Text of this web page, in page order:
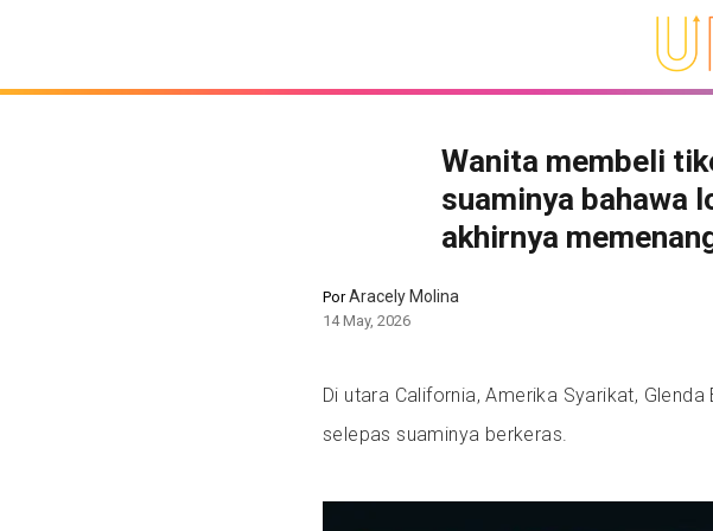
Wanita membeli
suaminya bahawa
akhirnya
PorAracely Molina
14 May, 2026
Di utara California, Amerika Syarikat,
selepas suaminya berkeras.